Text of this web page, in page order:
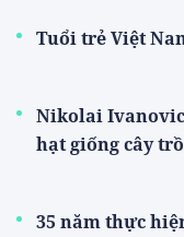
Tuổi trẻ Việt
Nikolai
hạt giống cây
35 năm thực